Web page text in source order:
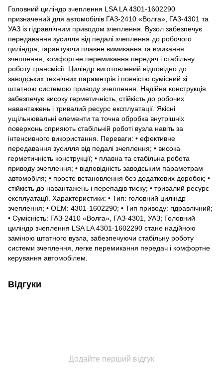
Головний циліндр зчеплення LSA LA 4301-1602290
призначений для автомобілів ГАЗ-2410 «Волга», ГАЗ-4301 та
УАЗ із гідравлічним приводом зчеплення. Вузол забезпечує
передавання зусилля від педалі зчеплення до робочого
циліндра, гарантуючи плавне вимикання та вмикання
зчеплення, комфортне перемикання передач і стабільну
роботу трансмісії. Циліндр виготовлений відповідно до
заводських технічних параметрів і повністю сумісний зі
штатною системою приводу зчеплення. Надійна конструкція
забезпечує високу герметичність, стійкість до робочих
навантажень і тривалий ресурс експлуатації. Якісні
ущільнювальні елементи та точна обробка внутрішніх
поверхонь сприяють стабільній роботі вузла навіть за
інтенсивного використання. Переваги: • ефективне
передавання зусилля від педалі зчеплення; • висока
герметичність конструкції; • плавна та стабільна робота
приводу зчеплення; • відповідність заводським параметрам
автомобіля; • просте встановлення без додаткових доробок; •
стійкість до навантажень і перепадів тиску; • тривалий ресурс
експлуатації. Характеристики: • Тип: головний циліндр
зчеплення; • ОЕМ: 4301-1602290; • Тип приводу: гідравлічний;
• Сумісність: ГАЗ-2410 «Волга», ГАЗ-4301, УАЗ; Головний
циліндр зчеплення LSA LA 4301-1602290 стане надійною
заміною штатного вузла, забезпечуючи стабільну роботу
системи зчеплення, легке перемикання передач і комфортне
керування автомобілем.
Відгуки
Додайте перший відгук